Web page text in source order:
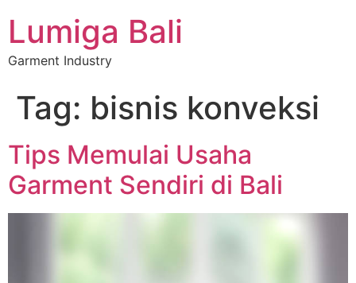
Lumiga Bali
Garment Industry
Tag: bisnis konveksi
Tips Memulai Usaha
Garment Sendiri di Bali